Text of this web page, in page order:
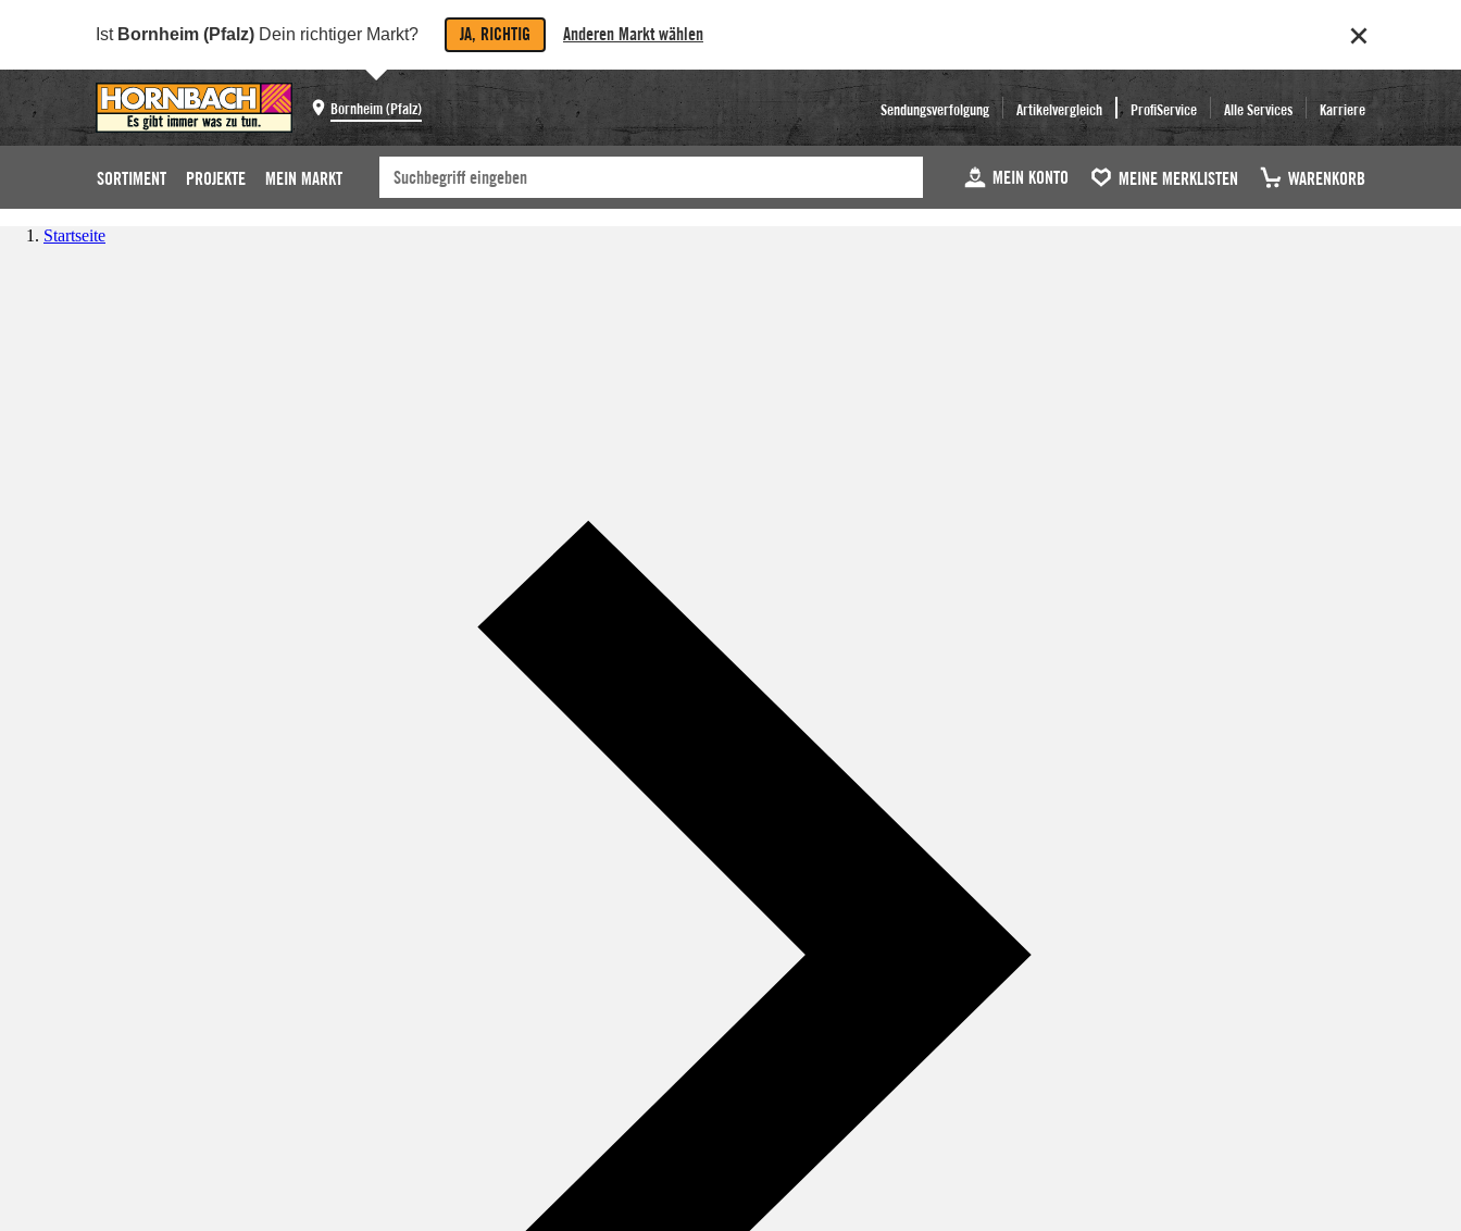
Ist Bornheim (Pfalz) Dein richtiger Markt? JA, RICHTIG Anderen Markt wählen
Bornheim (Pfalz) Sendungsverfolgung Artikelvergleich ProfiService Alle Services Karriere
SORTIMENT PROJEKTE MEIN MARKT MEIN KONTO MEINE MERKLISTEN WARENKORB
Startseite